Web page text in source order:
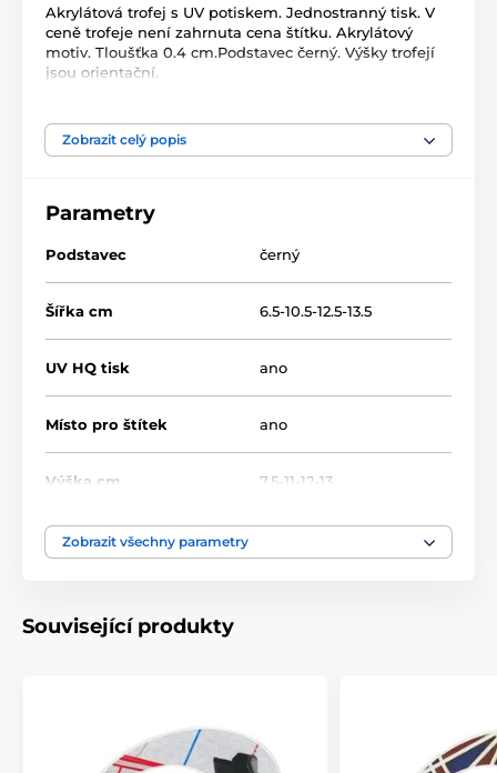
Akrylátová trofej s UV potiskem. Jednostranný tisk. V
ceně trofeje není zahrnuta cena štítku. Akrylátový
motiv. Tloušťka 0.4 cm.Podstavec černý. Výšky trofejí
jsou orientační.
Produkt je zařazen v kategoriích
Akrylátové trofeje
Zobrazit celý popis
Parametry
Podstavec černý
Šířka cm 6.5-10.5-12.5-13.5
UV HQ tisk ano
Místo pro štítek ano
Výška cm 7.5-11-12-13
Motiv
Zobrazit všechny parametry
Související produkty